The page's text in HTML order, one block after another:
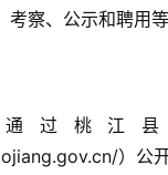
察、公示和聘用等
过桃江
）公